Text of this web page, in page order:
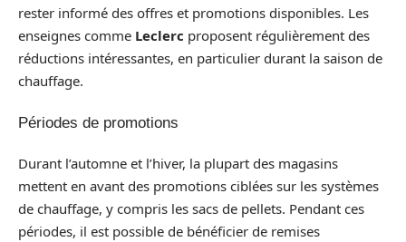
rester informé des offres et promotions disponibles. Les
enseignes comme Leclerc proposent régulièrement des
réductions intéressantes, en particulier durant la saison de
chauffage.
Périodes de promotions
Durant l’automne et l’hiver, la plupart des magasins
mettent en avant des promotions ciblées sur les systèmes
de chauffage, y compris les sacs de pellets. Pendant ces
périodes, il est possible de bénéficier de remises